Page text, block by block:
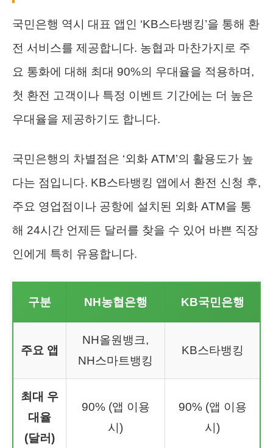
국민은행 역시 대표 앱인 ‘KB스타뱅킹’을 통해 환
전 서비스를 제공합니다. 농협과 마찬가지로 주
요 통화에 대해 최대 90%의 우대율을 적용하며,
첫 환전 고객이나 특정 이벤트 기간에는 더 높은
우대율을 제공하기도 합니다.
국민은행의 차별점은 ‘외화 ATM’의 활용도가 높
다는 점입니다. KB스타뱅킹 앱에서 환전 신청 후,
주요 영업점이나 공항에 설치된 외화 ATM을 통
해 24시간 언제든 달러를 찾을 수 있어 바쁜 직장
인에게 특히 유용합니다.
구분 NH농협은행 KB국민은행
주요 앱
NH올원뱅크,
NH스마트뱅킹
KB스타뱅킹
최대 우
대율
(달러)
90% (앱 이용
시)
90% (앱 이용
시)